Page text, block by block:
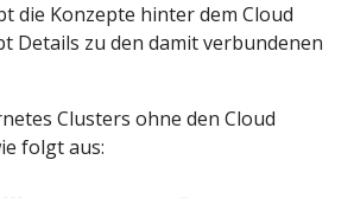
die Konzepte hinter dem Cloud
Details zu den damit verbundenen
Clusters ohne den Cloud
folgt aus: